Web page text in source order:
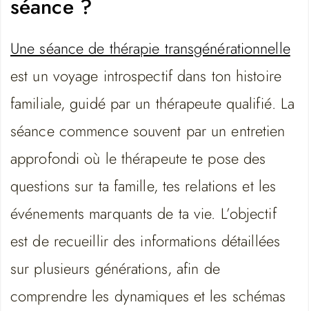
séance ?
Une séance de thérapie transgénérationnelle
est un voyage introspectif dans ton histoire
familiale, guidé par un thérapeute qualifié. La
séance commence souvent par un entretien
approfondi où le thérapeute te pose des
questions sur ta famille, tes relations et les
événements marquants de ta vie. L’objectif
est de recueillir des informations détaillées
sur plusieurs générations, afin de
comprendre les dynamiques et les schémas